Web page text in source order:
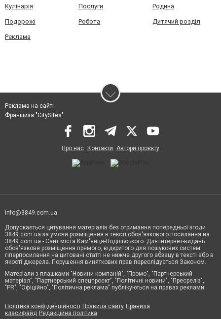
Кулінарія Послуги Родина
Подорожі Робота Дитячий розділ
Реклама
Реклама на сайті
Франшиза "CitySites"
Про нас Контакти Автори проєкту
info@3849.com.ua
Допускається цитування матеріалів без отримання попередньої згоди
3849.com.ua за умови розміщення в тексті обов'язкового посилання на
3849.com.ua - Сайт міста Кам'янця-Подільського. Для інтернет-видань
обов'язкове розміщення прямого, відкритого для пошукових систем
гіперпосилання на цитовані статті не нижче другого абзацу в тексті або в
якості джерела. Порушення виняткових прав переслідується Законом.
Матеріали з плашками "Новини компаній", "Промо", "Партнерський
матеріал", "Партнерський спецпроєкт", "Політичні новини", "Пресреліз",
"PR", "Офіційно", "Політична реклама" публікуються на правах реклами.
Політика конфіденційності Правила сайту Правила
класифайд Редакційна політика